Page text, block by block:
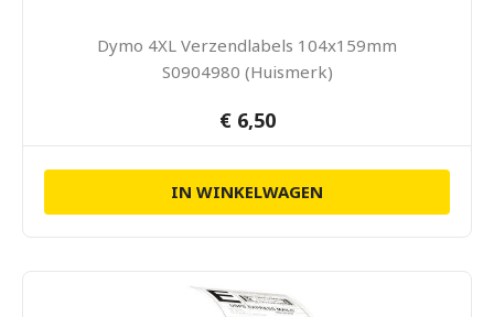
Dymo 4XL Verzendlabels 104x159mm
S0904980 (Huismerk)
€ 6,50
IN WINKELWAGEN